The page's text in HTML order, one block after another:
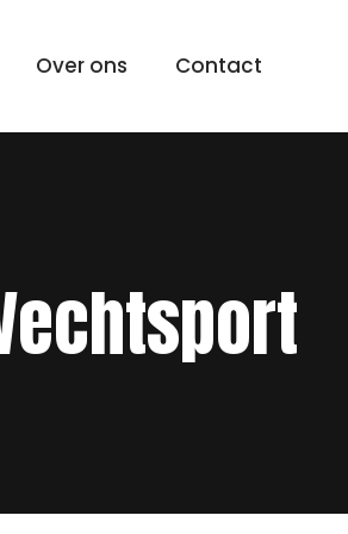
Over ons Contact